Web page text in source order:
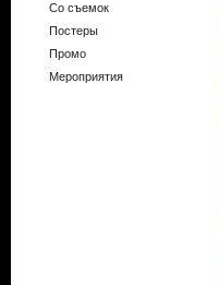
Со съемок
Постеры
Промо
Мероприятия